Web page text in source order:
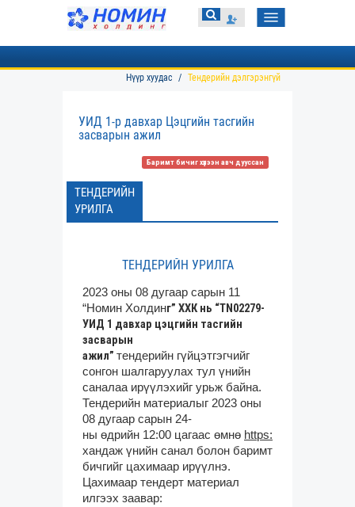
Toggle
navigation
Нүүр хуудас Тендерийн дэлгэрэнгүй
УИД 1-р давхар Цэцгийн тасгийн
засварын ажил
Баримт бичиг хүлээн авч дууссан
ТЕНДЕРИЙН
УРИЛГА
ТЕНДЕРИЙН УРИЛГА
2023 оны 08 дугаар сарын 11
“Номин Холдинг” ХХК нь “TN02279-
УИД 1 давхар цэцгийн тасгийн
засварын
ажил” тендерийн гүйцэтгэгчийг
сонгон шалгаруулах тул үнийн
саналаа ирүүлэхийг урьж байна.
Тендерийн материалыг 2023 оны
08 дугаар сарын 24-
ны өдрийн 12:00 цагаас өмнө https://
хандаж үнийн санал болон баримт
бичгийг цахимаар ирүүлнэ.
Цахимаар тендерт материал
илгээх заавар: